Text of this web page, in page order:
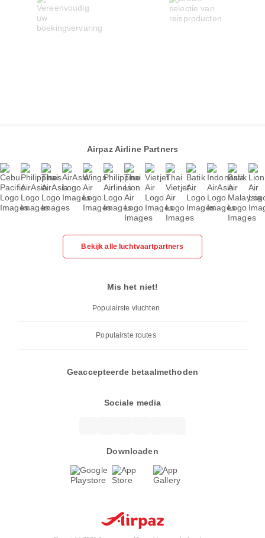
Airpaz Airline Partners
Bekijk alle luchtvaartpartners
Mis het niet!
Populairste vluchten
Populairste routes
Geaccepteerde betaalmethoden
Sociale media
Downloaden